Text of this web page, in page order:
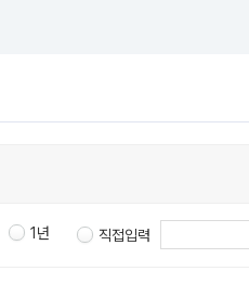
1년 직접입력